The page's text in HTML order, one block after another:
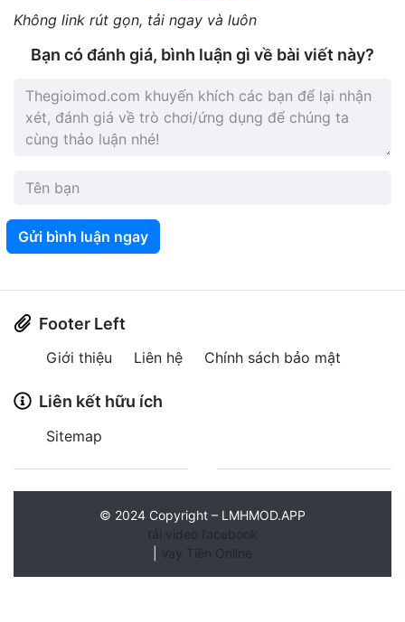
Không link rút gọn, tải ngay và luôn
Bạn có đánh giá, bình luận gì về bài viết này?
Gửi bình luận ngay
Footer Left
Giới thiệu Liên hệ Chính sách bảo mật
Liên kết hữu ích
Sitemap
© 2024 Copyright – LMHMOD.APP
tải video facebook
Vay Tiền Online